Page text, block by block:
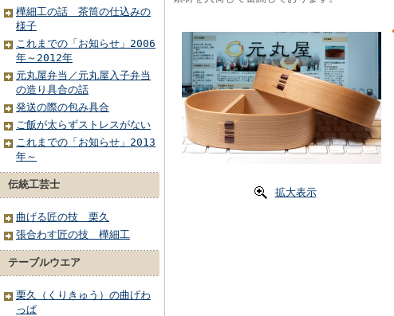
樺細工の話 茶筒の仕込みの
様子
これまでの「お知らせ」2006
年～2012年
元丸屋弁当／元丸屋入子弁当
の造り具合の話
発送の際の包み具合
ご飯が太らずストレスがない
これまでの「お知らせ」2013
年～
伝統工芸士
曲げる匠の技 栗久
張合わす匠の技 樺細工
テーブルウエア
栗久（くりきゅう）の曲げわ
っぱ
拡大表示